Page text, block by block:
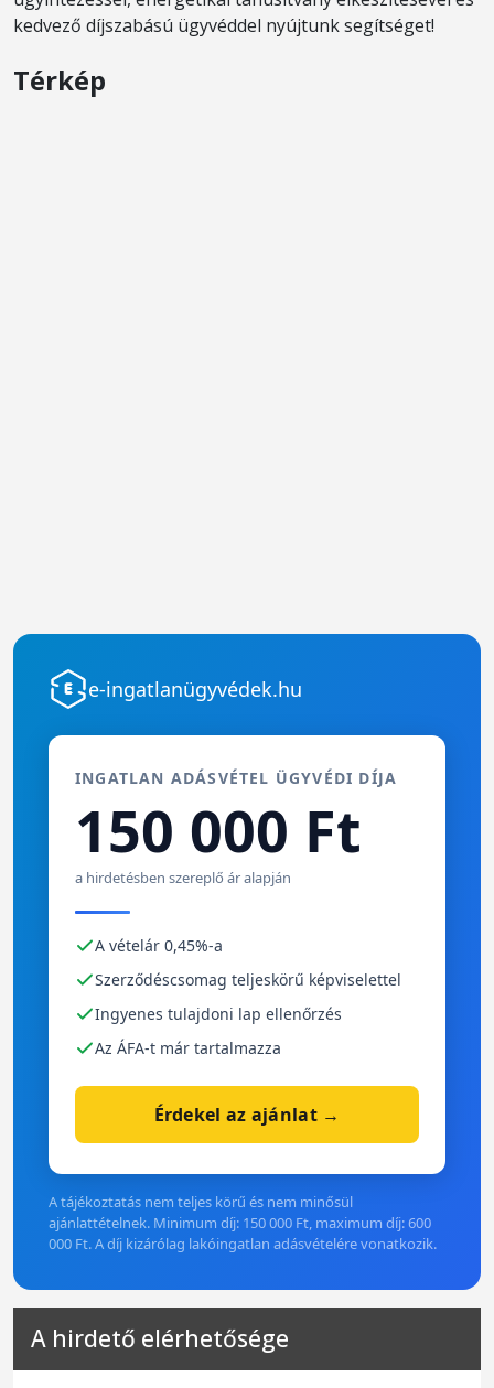
kedvező díjszabású ügyvéddel nyújtunk segítséget!
Térkép
e-ingatlanügyvédek.hu
INGATLAN ADÁSVÉTEL ÜGYVÉDI DÍJA
150 000 Ft
a hirdetésben szereplő ár alapján
A vételár 0,45%-a
Szerződéscsomag teljeskörű képviselettel
Ingyenes tulajdoni lap ellenőrzés
Az ÁFA-t már tartalmazza
Érdekel az ajánlat →
A tájékoztatás nem teljes körű és nem minősül
ajánlattételnek. Minimum díj: 150 000 Ft, maximum díj: 600
000 Ft. A díj kizárólag lakóingatlan adásvételére vonatkozik.
A hirdető elérhetősége